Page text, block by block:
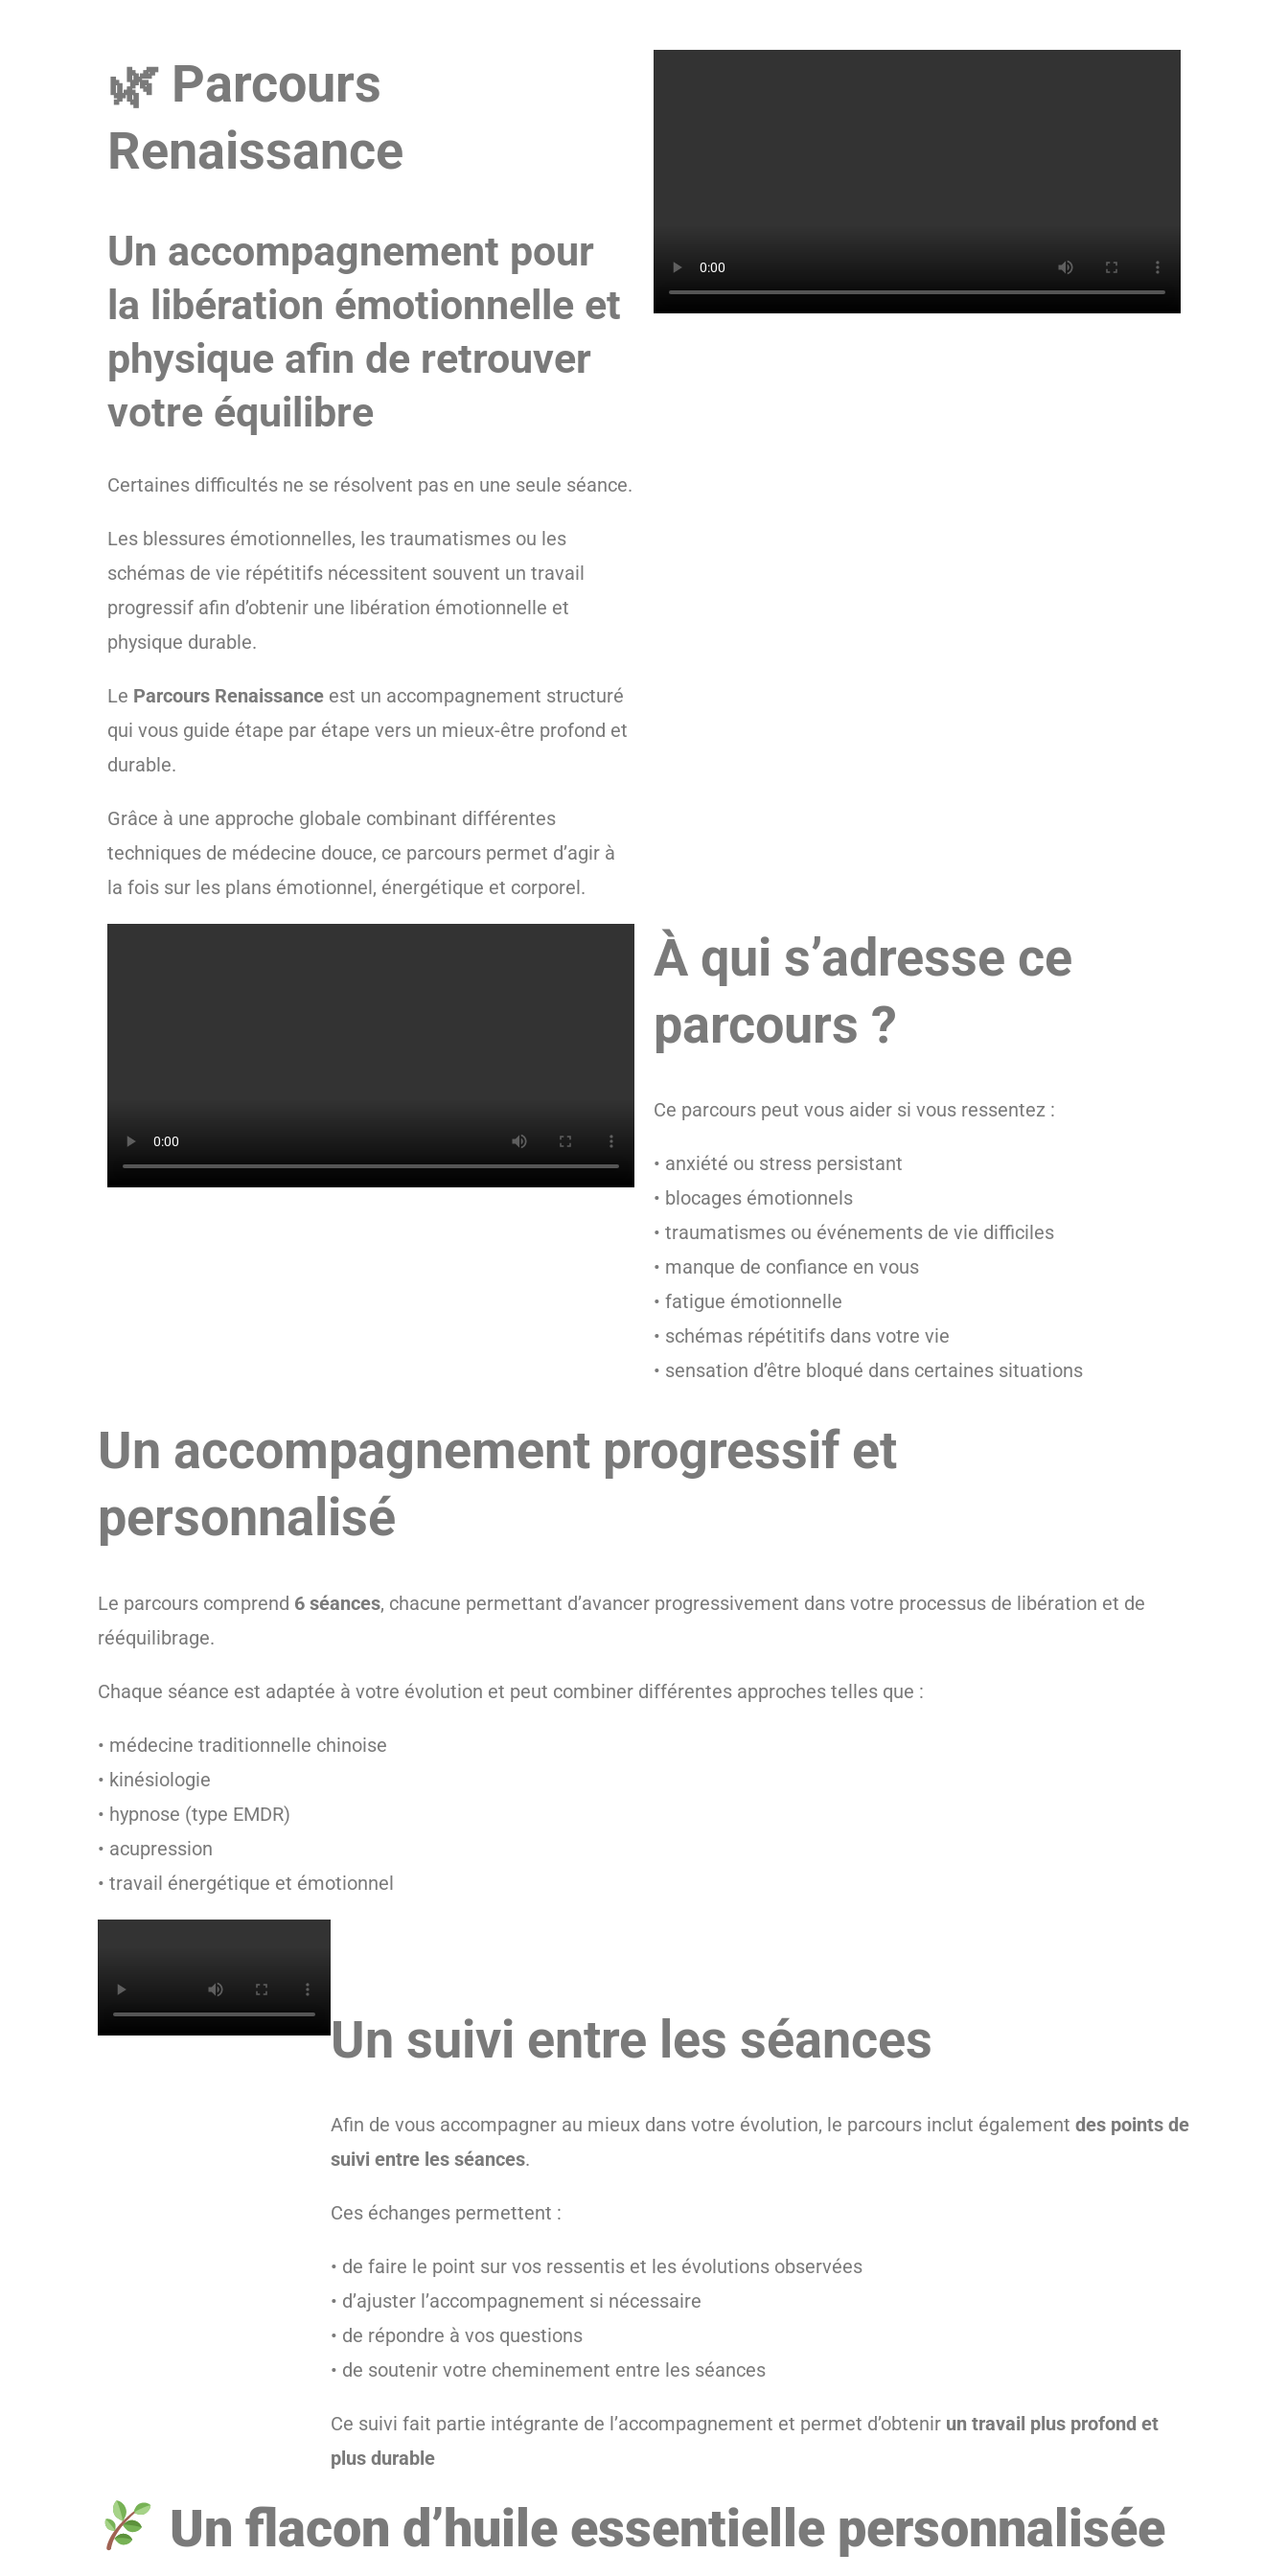
🌿 Parcours
Renaissance
Un accompagnement pour
la libération émotionnelle et
physique afin de retrouver
votre équilibre
Certaines difficultés ne se résolvent pas en une seule séance.
Les blessures émotionnelles, les traumatismes ou les
schémas de vie répétitifs nécessitent souvent un travail
progressif afin d’obtenir une libération émotionnelle et
physique durable.
Le Parcours Renaissance est un accompagnement structuré
qui vous guide étape par étape vers un mieux-être profond et
durable.
Grâce à une approche globale combinant différentes
techniques de médecine douce, ce parcours permet d’agir à
la fois sur les plans émotionnel, énergétique et corporel.
À qui s’adresse ce
parcours ?
Ce parcours peut vous aider si vous ressentez :
• anxiété ou stress persistant
• blocages émotionnels
• traumatismes ou événements de vie difficiles
• manque de confiance en vous
• fatigue émotionnelle
• schémas répétitifs dans votre vie
• sensation d’être bloqué dans certaines situations
Un accompagnement progressif et
personnalisé
Le parcours comprend 6 séances, chacune permettant d’avancer progressivement dans votre processus de libération et de
rééquilibrage.
Chaque séance est adaptée à votre évolution et peut combiner différentes approches telles que :
• médecine traditionnelle chinoise
• kinésiologie
• hypnose (type EMDR)
• acupression
• travail énergétique et émotionnel
Un suivi entre les séances
Afin de vous accompagner au mieux dans votre évolution, le parcours inclut également des points de
suivi entre les séances.
Ces échanges permettent :
• de faire le point sur vos ressentis et les évolutions observées
• d’ajuster l’accompagnement si nécessaire
• de répondre à vos questions
• de soutenir votre cheminement entre les séances
Ce suivi fait partie intégrante de l’accompagnement et permet d’obtenir un travail plus profond et
plus durable
Un flacon d’huile essentielle personnalisée